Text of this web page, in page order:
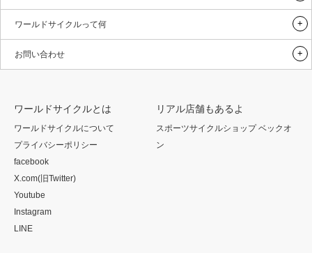
ワールドサイクルって何
お問い合わせ
ワールドサイクルとは
ワールドサイクルについて
プライバシーポリシー
facebook
X.com(旧Twitter)
Youtube
Instagram
LINE
リアル店舗もあるよ
スポーツサイクルショップ ベックオ
ン